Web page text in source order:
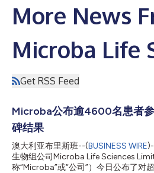
More News
Microba Life
Get RSS Feed
Microba公布逾4600名患者
碑结果
澳大利亚布里斯班--(BUSINESS WIRE
生物组公司Microba Life Sciences
称“Microba”或“公司”）今日公布了